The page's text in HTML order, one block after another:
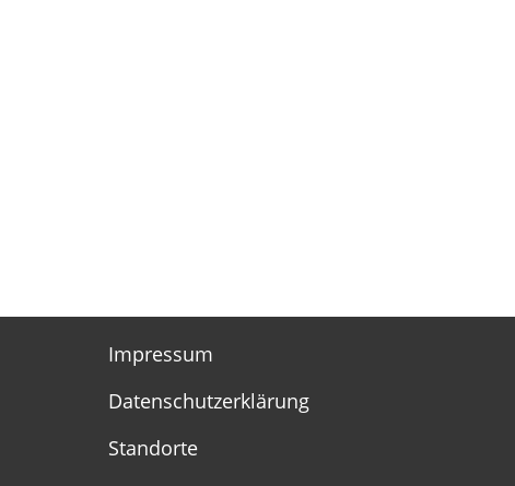
Impressum
Datenschutzerklärung
Standorte